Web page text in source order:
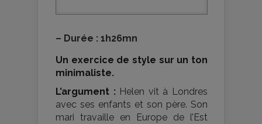
– Durée : 1h26mn
Un exercice de style sur un ton
minimaliste.
L’argument : Helen vit à Londres
avec ses enfants et son père. Son
mari travaille en Europe de l’Est